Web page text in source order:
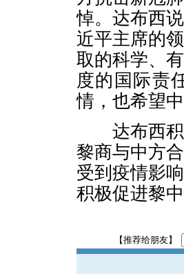
悼。达布西
近平主席的
取的科学、
度的国际责
情，也希望
达布西积
黎商与中方
受到疫情影
积极促进黎
【推荐给朋友】